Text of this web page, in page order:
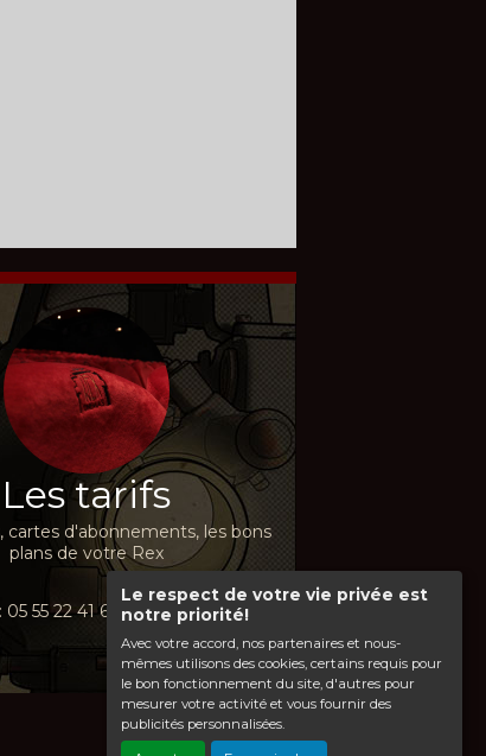
Le respect de votre vie privée est
notre priorité!
Avec votre accord, nos partenaires et nous-
mêmes utilisons des cookies, certains requis pour
le bon fonctionnement du site, d'autres pour
mesurer votre activité et vous fournir des
publicités personnalisées.
Les tarifs
cartes d'abonnements, les bons
plans de votre Rex
55 22 41 69
Haut de page